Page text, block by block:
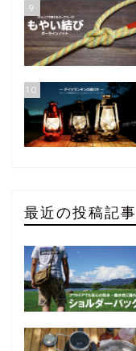
9
10
最近の投稿記事